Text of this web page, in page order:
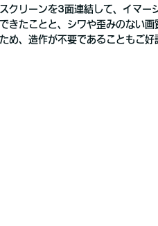
クリーンを3面連結して、イマー
きたことと、シワや歪みのない
め、造作が不要であることもご好